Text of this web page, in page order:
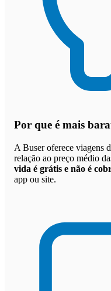
Por que é mais
A Buser oferece viagens
relação ao preço médio
vida é grátis e não é
app ou site.